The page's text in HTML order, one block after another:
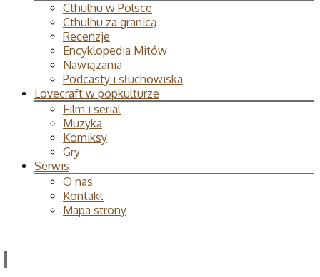
Cthulhu w Polsce
Cthulhu za granicą
Recenzje
Encyklopedia Mitów
Nawiązania
Podcasty i słuchowiska
Lovecraft w popkulturze
Film i serial
Muzyka
Komiksy
Gry
Serwis
O nas
Kontakt
Mapa strony